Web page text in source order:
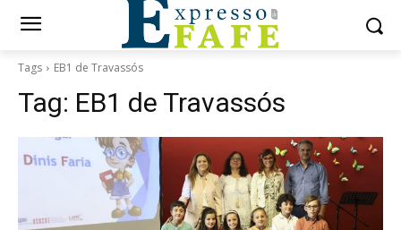
Tags EB1 de Travassós
Tag: EB1 de Travassós